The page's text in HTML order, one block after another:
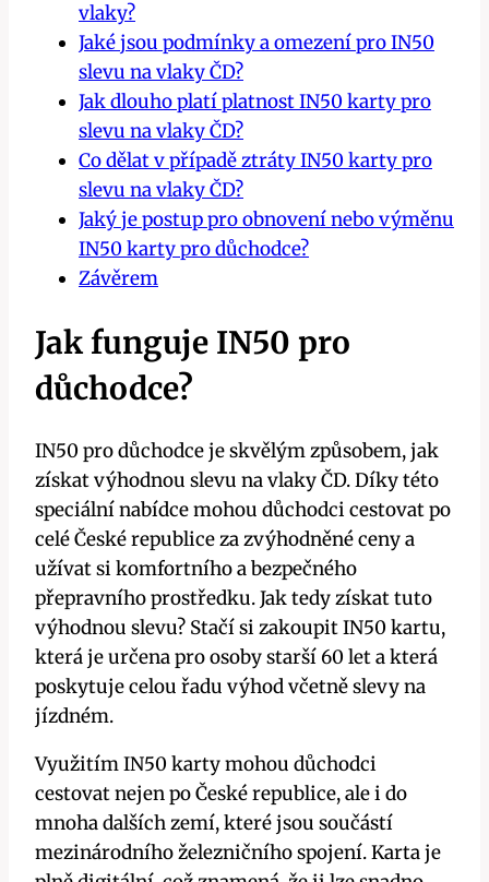
vlaky?
Jaké jsou podmínky a omezení pro IN50
slevu na vlaky ČD?
Jak dlouho platí platnost IN50 karty pro
slevu na vlaky ČD?
Co dělat v případě ztráty IN50 karty pro
slevu na vlaky ČD?
Jaký je postup pro obnovení nebo výměnu
IN50 karty pro důchodce?
Závěrem
Jak funguje IN50 pro
důchodce?
IN50 pro důchodce je skvělým způsobem, jak
získat výhodnou slevu na vlaky ČD. Díky této
speciální nabídce mohou důchodci cestovat po
celé České republice za zvýhodněné ceny a
užívat si komfortního a bezpečného
přepravního prostředku. Jak tedy získat tuto
výhodnou slevu? Stačí si zakoupit IN50 kartu,
která je určena pro osoby starší 60 let a která
poskytuje celou řadu výhod včetně slevy na
jízdném.
Využitím IN50 karty mohou důchodci
cestovat nejen po České republice, ale i do
mnoha dalších zemí, které jsou součástí
mezinárodního železničního spojení. Karta je